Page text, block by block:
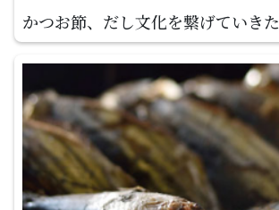
かつお節、だし文化を繋げていき